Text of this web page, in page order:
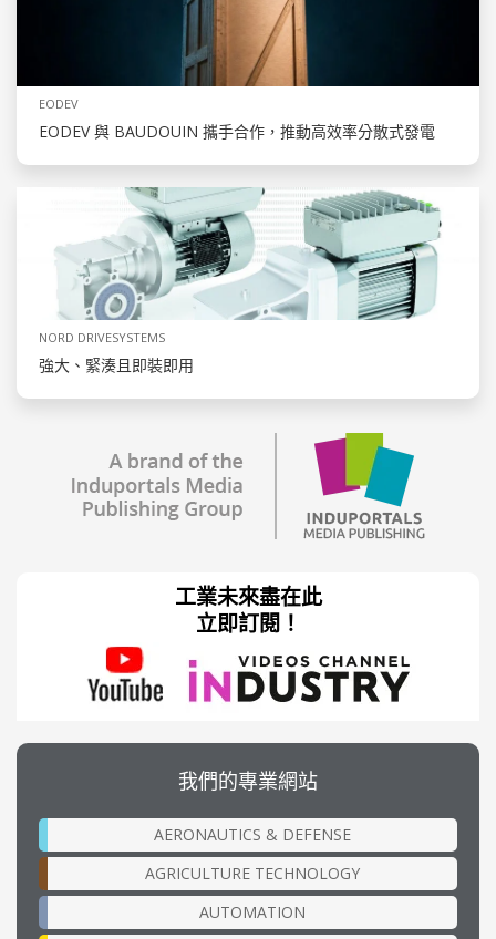
EODEV
EODEV 與 BAUDOUIN 攜手合作，推動高效率分散式發電
NORD DRIVESYSTEMS
強大、緊湊且即裝即用
工業未來盡在此
立即訂閱！
我們的專業網站
AERONAUTICS & DEFENSE
AGRICULTURE TECHNOLOGY
AUTOMATION